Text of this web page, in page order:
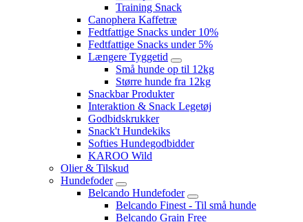
Training Snack
Canophera Kaffetræ
Fedtfattige Snacks under 10%
Fedtfattige Snacks under 5%
Længere Tyggetid
Små hunde op til 12kg
Større hunde fra 12kg
Snackbar Produkter
Interaktion & Snack Legetøj
Godbidskrukker
Snack't Hundekiks
Softies Hundegodbidder
KAROO Wild
Olier & Tilskud
Hundefoder
Belcando Hundefoder
Belcando Finest - Til små hunde
Belcando Grain Free